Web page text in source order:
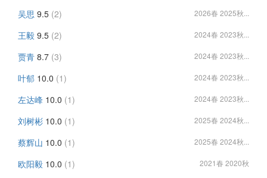
吴思 9.5 (2) 2026春 2025秋...
王毅 9.5 (2) 2024春 2023秋...
贾青 8.7 (3) 2024春 2023秋...
叶郁 10.0 (1) 2024春 2023秋...
左达峰 10.0 (1) 2024春 2023秋...
刘树彬 10.0 (1) 2025春 2024秋...
蔡辉山 10.0 (1) 2025春 2024秋...
欧阳毅 10.0 (1) 2021春 2020秋